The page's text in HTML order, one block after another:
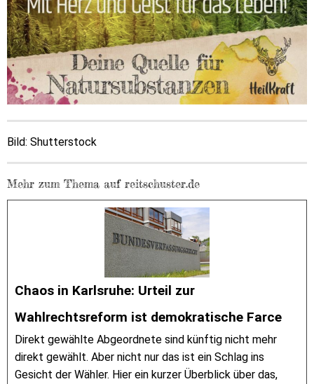
Bild: Shutterstock
Mehr zum Thema auf reitschuster.de
Chaos in Karlsruhe: Urteil zur
Wahlrechtsreform ist demokratische Farce
Direkt gewählte Abgeordnete sind künftig nicht mehr
direkt gewählt. Aber nicht nur das ist ein Schlag ins
Gesicht der Wähler. Hier ein kurzer Überblick über das,